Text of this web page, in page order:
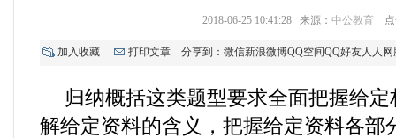
2018-06-25 10:41:28 来源： 中公教育 点
加入收藏 打印文章 分享到： 微信新浪微博QQ空间QQ好友人人网
归纳概括这类题型要求全面把握给
解给定资料的含义，把握给定资料各部